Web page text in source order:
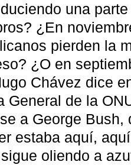
una
¿En
pierden la
¿O en
Chávez dice
General de la
a George Bush,
estaba aquí,
oliendo a